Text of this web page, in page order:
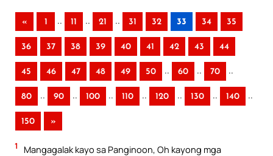
« 1 .. 11 .. 21 .. 31 32 33 34 35
36 37 38 39 40 41 42 43 44
45 46 47 48 49 50 .. 60 .. 70 ..
80 .. 90 .. 100 .. 110 .. 120 .. 130 .. 140 ..
150 »
1
Mangagalak kayo sa Panginoon, Oh kayong mga